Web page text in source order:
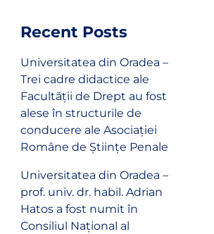
Recent Posts
Universitatea din Oradea –
Trei cadre didactice ale
Facultății de Drept au fost
alese în structurile de
conducere ale Asociației
Române de Științe Penale
Universitatea din Oradea –
prof. univ. dr. habil. Adrian
Hatos a fost numit în
Consiliul Național al